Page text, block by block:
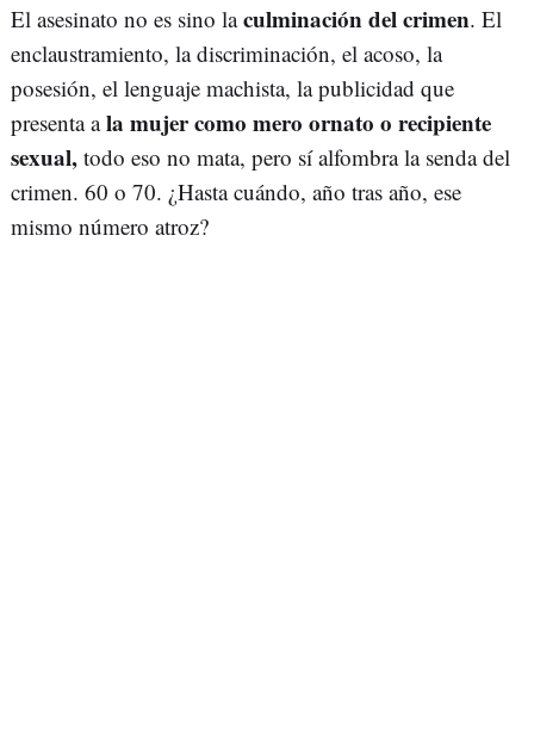
El asesinato no es sino laculminación del crimen. El
enclaustramiento, la discriminación, el acoso, la
posesión, el lenguaje machista, la publicidad que
presenta ala mujer como mero ornato o recipiente
sexual, todo eso no mata, pero sí alfombra la senda del
crimen. 60 o 70. ¿Hasta cuándo, año tras año, ese
mismo número atroz?